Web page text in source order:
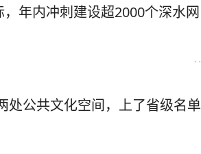
，年内冲刺建设超2000个深水网
处公共文化空间，上了省级名单